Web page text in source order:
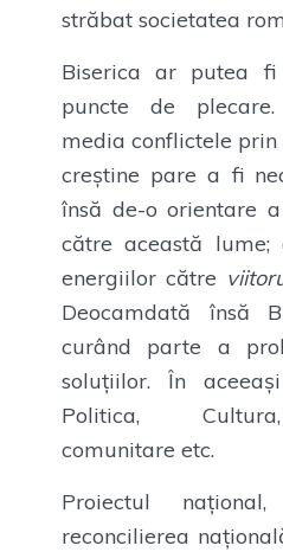
străbat societatea
Biserica ar putea
puncte de
media conflictele
creștine pare a fi
însă de-o orientare
către această lume;
energiilor către
Deocamdată însă
curând parte a
soluțiilor. În
Politica,
comunitare etc.
Proiectul
reconcilierea